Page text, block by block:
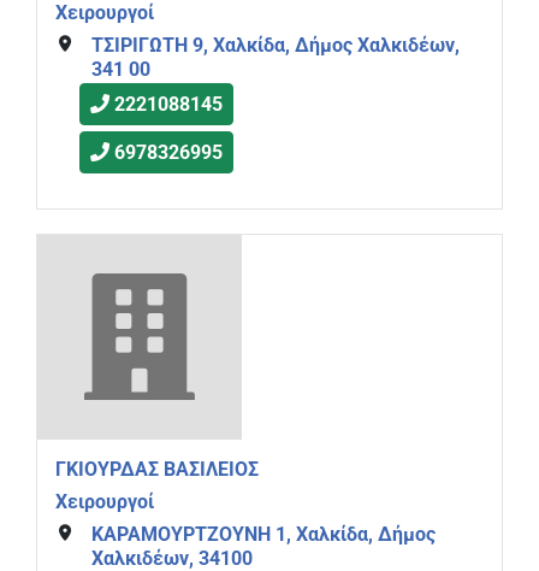
Χειρουργοί
ΤΣΙΡΙΓΩΤΗ 9, Χαλκίδα, Δήμος Χαλκιδέων,
341 00
2221088145
6978326995
ΓΚΙΟΥΡΔΑΣ ΒΑΣΙΛΕΙΟΣ
Χειρουργοί
ΚΑΡΑΜΟΥΡΤΖΟΥΝΗ 1, Χαλκίδα, Δήμος
Χαλκιδέων, 34100